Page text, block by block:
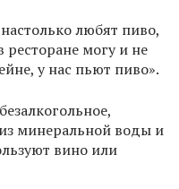
любят пиво,
могу и не
у нас пьют пиво».
минеральной воды и
вино или